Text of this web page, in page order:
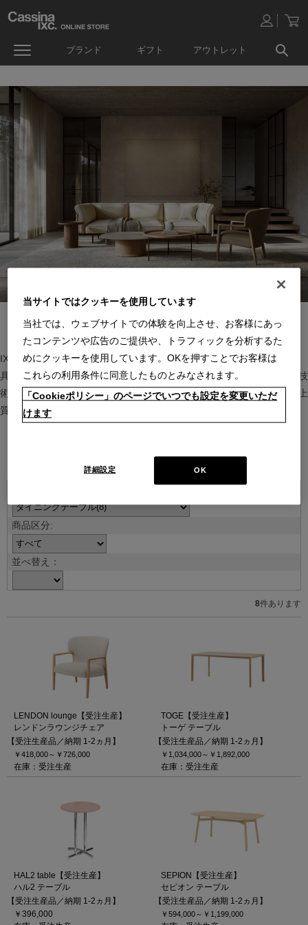
ブランド ギフト アウトレット
IXC（イクスシー）は、”Emotional Minimalism”を掲げるグローバル家
具ブランド。ヨーロッパの家具文化と日本の美意識を融合し、素材や技
術を活かした持続可能で洗練されたインテリアを提案。長く愛される上
質な暮らしを届けます。
並べ替え：
8件あります
LENDON lounge【受注生産】
レンドンラウンジチェア
【受注生産品／納期 1-2ヵ月】
￥418,000～ ￥726,000
在庫：受注生産
TOGE【受注生産】
トーゲ テーブル
【受注生産品／納期 1-2ヵ月】
￥1,034,000～ ￥1,892,000
在庫：受注生産
HAL2 table【受注生産】
ハル2 テーブル
【受注生産品／納期 1-2ヵ月】
￥396,000
SEPION【受注生産】
セピオン テーブル
【受注生産品／納期 1-2ヵ月】
￥594,000～ ￥1,199,000
当サイトではクッキーを使用しています
当社では、ウェブサイトでの体験を向上させ、お客様にあっ
たコンテンツや広告のご提供や、トラフィックを分析するた
めにクッキーを使用しています。OKを押すことでお客様は
これらの利用条件に同意したものとみなされます。
「Cookieポリシー」のページでいつでも設定を変更いただ
けます
OK
詳細設定